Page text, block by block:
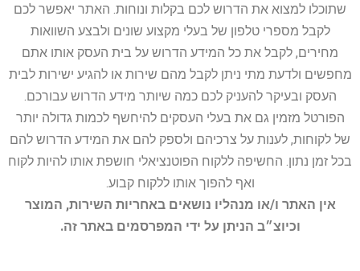
שתוכלו למצוא את הדרוש לכם בקלות ונוחות. האתר יאפשר לכם
לקבל מספרי טלפון של בעלי מקצוע שונים ולבצע השוואות
מחירים, לקבל את כל המידע הדרוש על בית העסק אותו אתם
מחפשים ולדעת מתי ניתן לקבל מהם שירות או להגיע ישירות לבית
העסק ובעיקר להעניק לכם כמה שיותר מידע הדרוש עבורכם.
הפורטל מזמין גם את בעלי העסקים להיחשף לכמות גדולה יותר
של לקוחות, לענות על צרכיהם ולספק להם את המידע הדרוש להם
בכל זמן נתון. החשיפה ללקוח הפוטנציאלי חושפת אותו להיות לקוח
ואף להפוך אותו ללקוח קבוע.
אין האתר ו/או מנהליו נושאים באחריות השירות, המוצר
וכיוצ״ב הניתן על ידי המפרסמים באתר זה.